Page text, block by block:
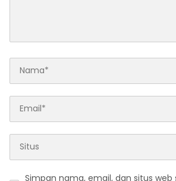
Simpan nama, email, dan situs web